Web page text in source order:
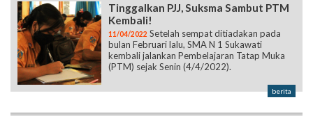
Tinggalkan PJJ, Suksma Sambut PTM
Kembali!
11/04/2022 Setelah sempat ditiadakan pada
bulan Februari lalu, SMA N 1 Sukawati
kembali jalankan Pembelajaran Tatap Muka
(PTM) sejak Senin (4/4/2022).
berita